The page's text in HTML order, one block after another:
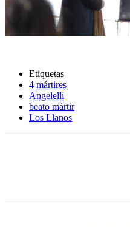
Etiquetas
4 mártires
Angelelli
beato mártir
Los Llanos